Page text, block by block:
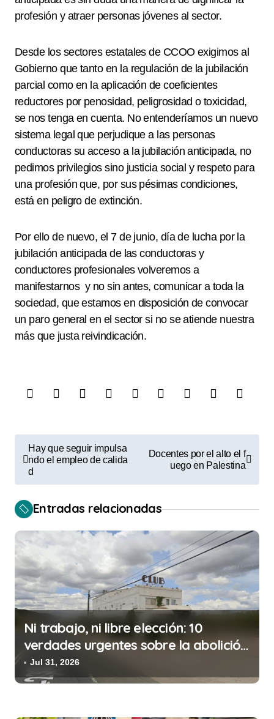
profesión y atraer personas jóvenes al sector.
Desde los sectores estatales de CCOO exigimos al
Gobierno que tanto en la regulación de la jubilación
parcial como en la aplicación de coeficientes
reductores por penosidad, peligrosidad o toxicidad,
se nos tenga en cuenta. No entenderíamos un nuevo
sistema legal que perjudique a las personas
conductoras su acceso a la jubilación anticipada, no
pedimos privilegios sino justicia social y respeto para
una profesión que, por sus pésimas condiciones,
está en peligro de extinción.
Por ello de nuevo, el 7 de junio, día de lucha por la
jubilación anticipada de las conductoras y
conductores profesionales volveremos a
manifestarnos y no sin antes, comunicar a toda la
sociedad, que estamos en disposición de convocar
un paro general en el sector si no se atiende nuestra
más que justa reivindicación.
a
v
e
g
a
c
i
ó
n
e
e
Hay que seguir impulsa
ndo el empleo de calida
d
Docentes por el alto el f
uego en Palestina
Entradas relacionadas
Ni trabajo, ni libre elección: 10
verdades urgentes sobre la abolición
de la prostitución
Jul 31, 2026